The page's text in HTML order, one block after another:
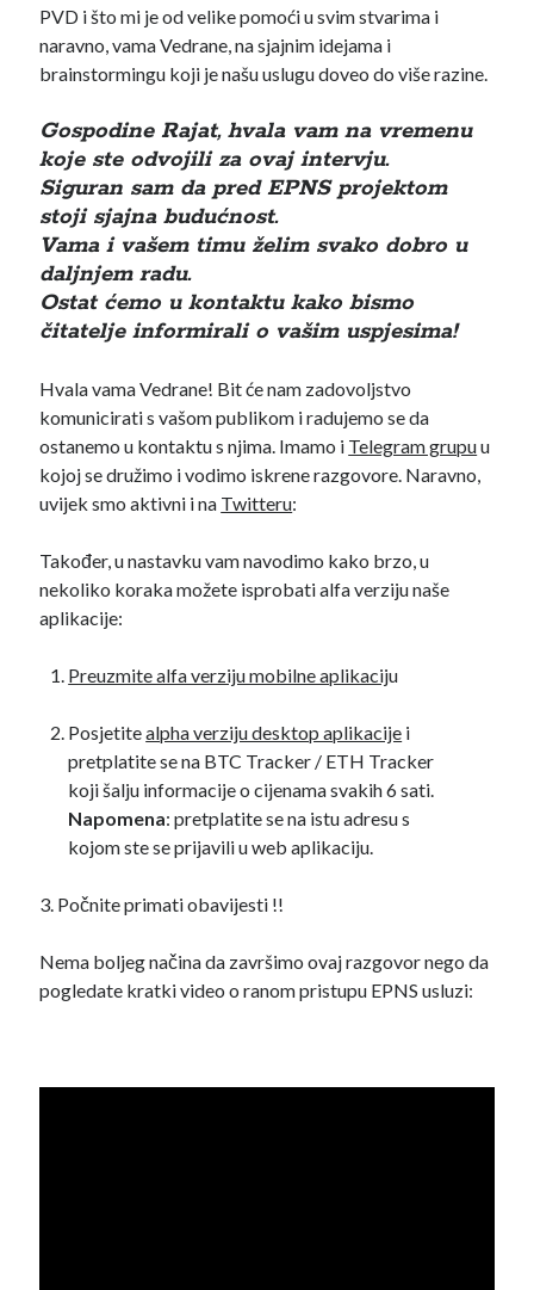
PVD i što mi je od velike pomoći u svim stvarima i
naravno, vama Vedrane, na sjajnim idejama i
brainstormingu koji je našu uslugu doveo do više razine.
Gospodine Rajat, hvala vam na vremenu
koje ste odvojili za ovaj intervju.
Siguran sam da pred EPNS projektom
stoji sjajna budućnost.
Vama i vašem timu želim svako dobro u
daljnjem radu.
Ostat ćemo u kontaktu kako bismo
čitatelje informirali o vašim uspjesima!
Hvala vama Vedrane! Bit će nam zadovoljstvo
komunicirati s vašom publikom i radujemo se da
ostanemo u kontaktu s njima. Imamo i Telegram grupuu
kojoj se družimo i vodimo iskrene razgovore. Naravno,
uvijek smo aktivni i na Twitteru:
Također, u nastavku vam navodimo kako brzo, u
nekoliko koraka možete isprobati alfa verziju naše
aplikacije:
Preuzmite alfa verziju mobilne aplikaciju
Posjetitealpha verziju desktop aplikacije i
pretplatite se na BTC Tracker / ETH Tracker
koji šalju informacije o cijenama svakih 6 sati.
Napomena: pretplatite se na istu adresu s
kojom ste se prijavili u web aplikaciju.
3. Počnite primati obavijesti !!
Nema boljeg načina da završimo ovaj razgovor nego da
pogledate kratki video o ranom pristupu EPNS usluzi: